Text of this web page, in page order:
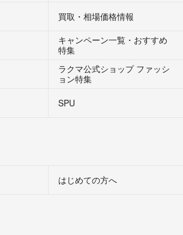
買取・相場価格情報
キャンペーン一覧・おすすめ
特集
ラクマ公式ショップ ファッシ
ョン特集
SPU
はじめての方へ